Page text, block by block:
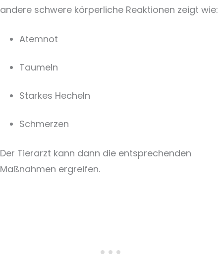
andere schwere körperliche Reaktionen zeigt wie:
Atemnot
Taumeln
Starkes Hecheln
Schmerzen
Der Tierarzt kann dann die entsprechenden
Maßnahmen ergreifen.